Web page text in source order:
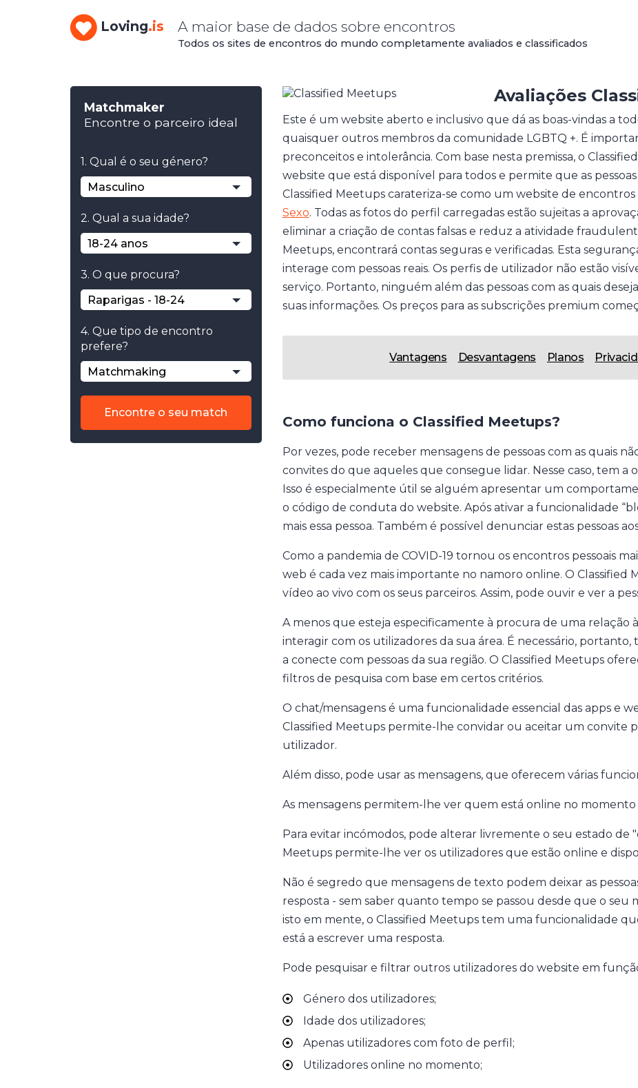
Loving.is A maior base de dados sobre encontros
Todos os sites de encontros do mundo completamente avaliados e classificados
Matchmaker
Encontre o parceiro ideal
1. Qual é o seu género?
Masculino
2. Qual a sua idade?
18-24 anos
3. O que procura?
Raparigas - 18-24
4. Que tipo de encontro
prefere?
Matchmaking
Encontre o seu match
Avaliações
Este é um website aberto e inclusivo que dá as boas-vindas a
quaisquer outros membros da comunidade LGBTQ +. É
preconceitos e intolerância. Com base nesta premissa, o
website que está disponível para todos e permite que as
Classified Meetups carateriza-se como um website de
Sexo. Todas as fotos do perfil carregadas estão sujeitas a
eliminar a criação de contas falsas e reduz a atividade
Meetups, encontrará contas seguras e verificadas. Esta
interage com pessoas reais. Os perfis de utilizador não estão
serviço. Portanto, ninguém além das pessoas com as quais
suas informações. Os preços para as subscrições premium
Vantagens Desvantagens Planos
Como funciona o Classified Meetups?
Por vezes, pode receber mensagens de pessoas com as quais
convites do que aqueles que consegue lidar. Nesse caso, tem
Isso é especialmente útil se alguém apresentar um
o código de conduta do website. Após ativar a funcionalidade
mais essa pessoa. Também é possível denunciar estas pessoas
Como a pandemia de COVID-19 tornou os encontros pessoais
web é cada vez mais importante no namoro online. O
vídeo ao vivo com os seus parceiros. Assim, pode ouvir e ver a
A menos que esteja especificamente à procura de uma relação à
interagir com os utilizadores da sua área. É necessário,
a conecte com pessoas da sua região. O Classified Meetups
filtros de pesquisa com base em certos critérios.
O chat/mensagens é uma funcionalidade essencial das apps e
Classified Meetups permite-lhe convidar ou aceitar um convite
utilizador.
Além disso, pode usar as mensagens, que oferecem várias
As mensagens permitem-lhe ver quem está online no momento
Para evitar incómodos, pode alterar livremente o seu estado de
Meetups permite-lhe ver os utilizadores que estão online e
Não é segredo que mensagens de texto podem deixar as
resposta - sem saber quanto tempo se passou desde que o seu
isto em mente, o Classified Meetups tem uma funcionalidade
está a escrever uma resposta.
Pode pesquisar e filtrar outros utilizadores do website em
Género dos utilizadores;
Idade dos utilizadores;
Apenas utilizadores com foto de perfil;
Utilizadores online no momento;